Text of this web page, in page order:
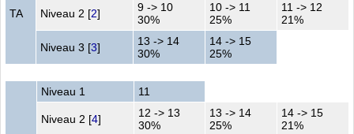
TA Niveau 2 [2]
9 -> 10
30%
10 -> 11
25%
11 -> 12
21%
Niveau 3 [3]
13 -> 14
30%
14 -> 15
25%
Niveau 1 11
Niveau 2 [4]
12 -> 13
30%
13 -> 14
25%
14 -> 15
21%